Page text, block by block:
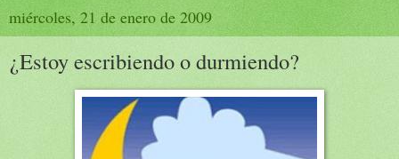
miércoles, 21 de enero de 2009
¿Estoy escribiendo o durmiendo?